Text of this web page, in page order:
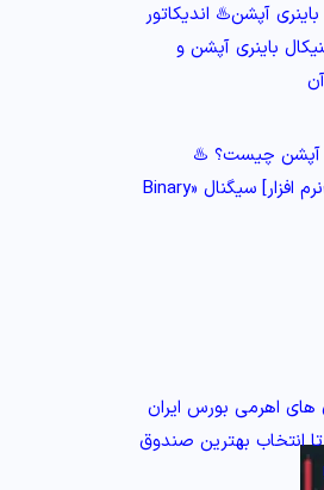
آپشن♨️ اندیکاتور
باینری آپشن و
آپشن چیست؟ ♨️
[کانال✔️ربات✔️نرم افزار] سیگنال «Binary
اهرمی بورس ایران
انتخاب بهترین صندوق